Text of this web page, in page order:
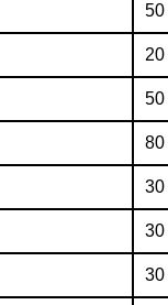
50
50
80
30
30
30